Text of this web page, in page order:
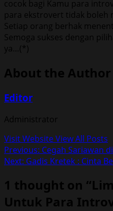
cocok bagi Kamu para
para ekstrovert tidak boleh
Setiap orang berhak
Semoga sukses dengan
ya…(*)
About the Author
Editor
Administrator
Visit WebsiteView All Posts
Post
navigation
Previous: Cegah Sariawan
Next: Gadis Kretek : Cinta
1 thought on “
Untuk Para